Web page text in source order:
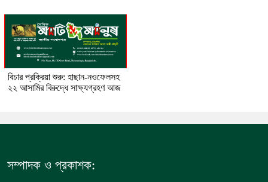
বিচার প্রক্রিয়া শুরু: হাছান-নওফেলসহ
২২ আসামির বিরুদ্ধে সাক্ষ্যগ্রহণ আজ
সম্পাদক ও প্রকাশক: